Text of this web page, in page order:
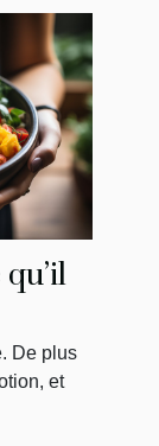
De plus
et